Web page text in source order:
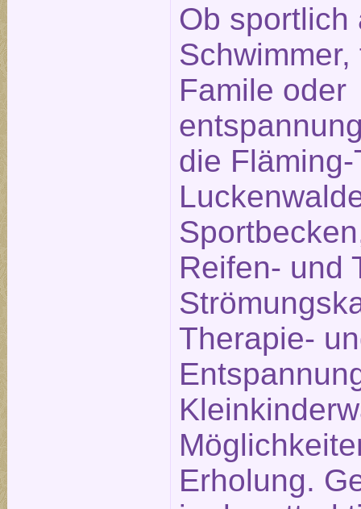
Ob sportlich
Famile oder
die
Reifen- und
Therapie-
Erholung.